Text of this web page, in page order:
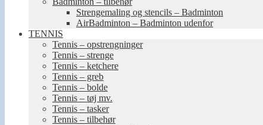
Strengemaling og stencils – Badminton
AirBadminton – Badminton udenfor
TENNIS
Tennis – opstrengninger
Tennis – strenge
Tennis – ketchere
Tennis – greb
Tennis – bolde
Tennis – tøj mv.
Tennis – tasker
Tennis – tilbehør